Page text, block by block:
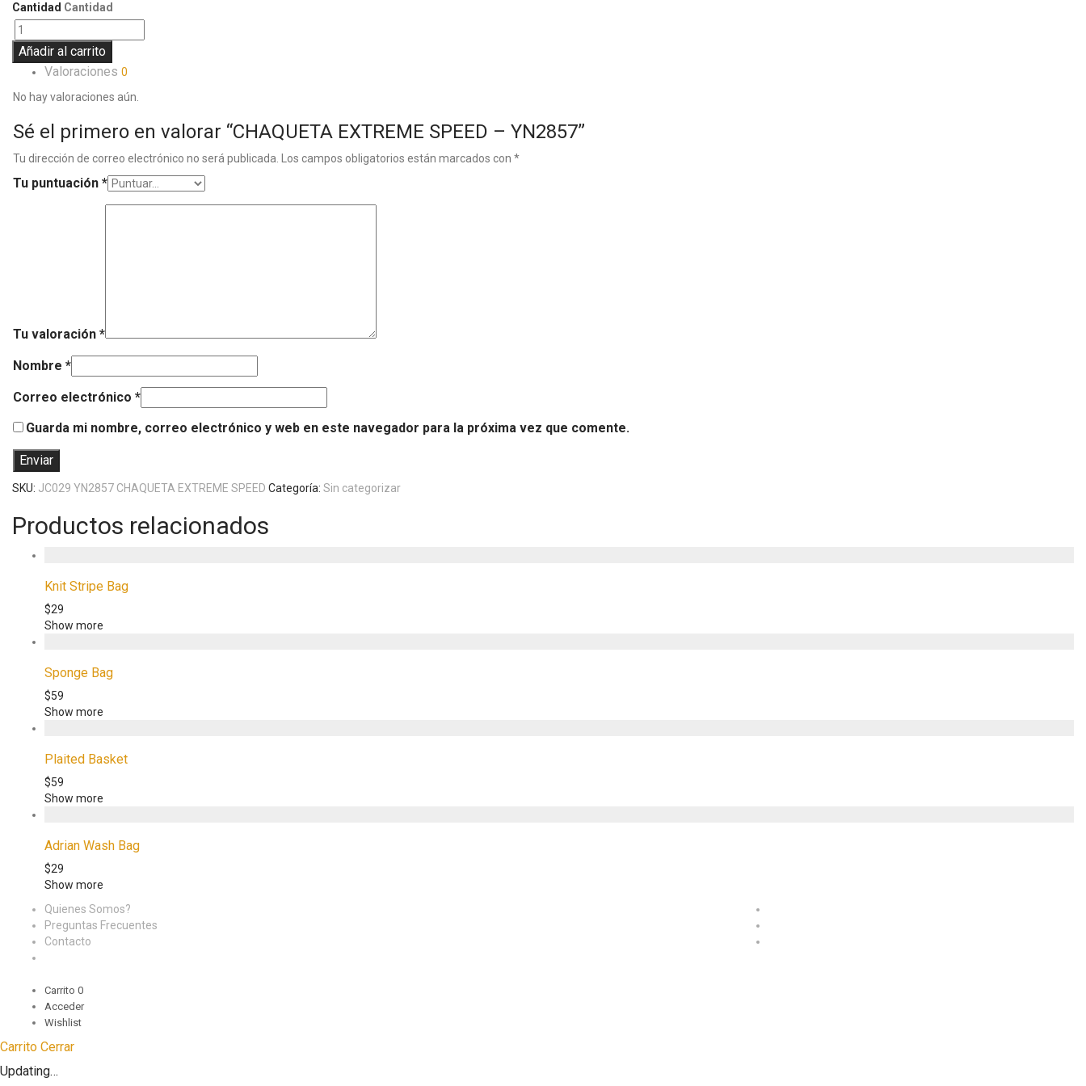
Cantidad Cantidad
Añadir al carrito
Valoraciones 0
No hay valoraciones aún.
Sé el primero en valorar “CHAQUETA EXTREME SPEED – YN2857”
Tu dirección de correo electrónico no será publicada. Los campos obligatorios están marcados con *
Tu puntuación *
Tu valoración *
Nombre *
Correo electrónico *
Guarda mi nombre, correo electrónico y web en este navegador para la próxima vez que comente.
SKU: JC029 YN2857 CHAQUETA EXTREME SPEED Categoría: Sin categorizar
Productos relacionados
Knit Stripe Bag
$29
Show more
Sponge Bag
$59
Show more
Plaited Basket
$59
Show more
Adrian Wash Bag
$29
Show more
Quienes Somos?
Preguntas Frecuentes
Contacto
Carrito 0
Acceder
Wishlist
Carrito Cerrar
Updating…